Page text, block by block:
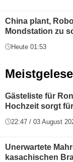
China plant,
Mondstation zu
Heute 01:53
Gästeliste für
Hochzeit sorgt
22:47 / 03 August
Unerwartete
kasachischen